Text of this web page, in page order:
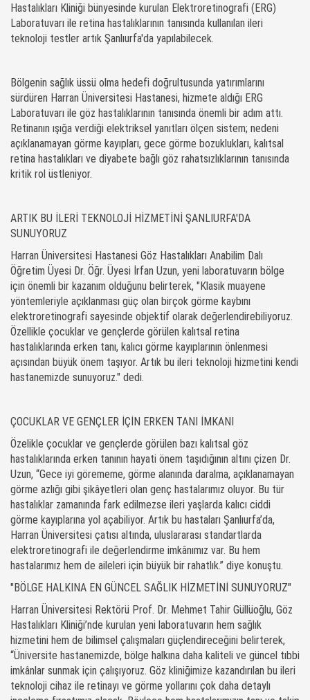
Hastalıkları Kliniği bünyesinde kurulan Elektroretinografi (ERG)
Laboratuvarı ile retina hastalıklarının tanısında kullanılan ileri
teknoloji testler artık Şanlıurfa'da yapılabilecek.
Bölgenin sağlık üssü olma hedefi doğrultusunda yatırımlarını
sürdüren Harran Üniversitesi Hastanesi, hizmete aldığı ERG
Laboratuvarı ile göz hastalıklarının tanısında önemli bir adım attı.
Retinanın ışığa verdiği elektriksel yanıtları ölçen sistem; nedeni
açıklanamayan görme kayıpları, gece görme bozuklukları, kalıtsal
retina hastalıkları ve diyabete bağlı göz rahatsızlıklarının tanısında
kritik rol üstleniyor.
ARTIK BU İLERİ TEKNOLOJİ HİZMETİNİ ŞANLIURFA'DA
SUNUYORUZ
Harran Üniversitesi Hastanesi Göz Hastalıkları Anabilim Dalı
Öğretim Üyesi Dr. Öğr. Üyesi İrfan Uzun, yeni laboratuvarın bölge
için önemli bir kazanım olduğunu belirterek, "Klasik muayene
yöntemleriyle açıklanması güç olan birçok görme kaybını
elektroretinografi sayesinde objektif olarak değerlendirebiliyoruz.
Özellikle çocuklar ve gençlerde görülen kalıtsal retina
hastalıklarında erken tanı, kalıcı görme kayıplarının önlenmesi
açısından büyük önem taşıyor. Artık bu ileri teknoloji hizmetini kendi
hastanemizde sunuyoruz." dedi.
ÇOCUKLAR VE GENÇLER İÇİN ERKEN TANI İMKANI
Özelikle çocuklar ve gençlerde görülen bazı kalıtsal göz
hastalıklarında erken tanının hayati önem taşıdığının altını çizen Dr.
Uzun, “Gece iyi görememe, görme alanında daralma, açıklanamayan
görme azlığı gibi şikâyetleri olan genç hastalarımız oluyor. Bu tür
hastalıklar zamanında fark edilmezse ileri yaşlarda kalıcı ciddi
görme kayıplarına yol açabiliyor. Artık bu hastaları Şanlıurfa’da,
Harran Üniversitesi çatısı altında, uluslararası standartlarda
elektroretinografi ile değerlendirme imkânımız var. Bu hem
hastalarımız hem de aileleri için büyük bir rahatlık.” diye konuştu.
"BÖLGE HALKINA EN GÜNCEL SAĞLIK HİZMETİNİ SUNUYORUZ"
Harran Üniversitesi Rektörü Prof. Dr. Mehmet Tahir Güllüoğlu, Göz
Hastalıkları Kliniği’nde kurulan yeni laboratuvarın hem sağlık
hizmetini hem de bilimsel çalışmaları güçlendireceğini belirterek,
“Üniversite hastanemizde, bölge halkına daha kaliteli ve güncel tıbbi
imkânlar sunmak için çalışıyoruz. Göz kliniğimize kazandırılan bu ileri
teknoloji cihaz ile retinayı ve görme yollarını çok daha detaylı